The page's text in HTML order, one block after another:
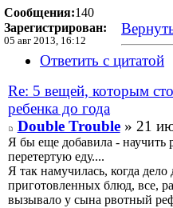
Сообщения:140
Зарегистрирован:
05 авг 2013, 16:12
Ответить с цитатой
Re: 5 вещей, которым
ребенка до года
Double Trouble» 21
Я бы еще добавила - научить
перетертую еду....
Я так намучилась, когда
приготовленных блюд, все,
вызывало у сына рвотный